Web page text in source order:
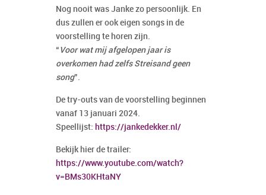
Nog nooit was Janke zo persoonlijk. En
dus zullen er ook eigen songs in de
voorstelling te horen zijn.
“ Voor wat mij afgelopen jaar is
overkomen had zelfs Streisand geen
song”.
De try-outs van de voorstelling beginnen
vanaf 13 januari 2024.
Speellijst: https://jankedekker.nl/
Bekijk hier de trailer:
https://www.youtube.com/watch?
v=BMs30KHtaNY